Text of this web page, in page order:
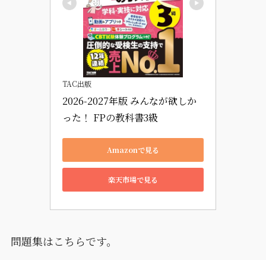
TAC出版
2026-2027年版 みんなが欲しか
った！ FPの教科書3級
Amazonで見る
楽天市場で見る
問題集はこちらです。